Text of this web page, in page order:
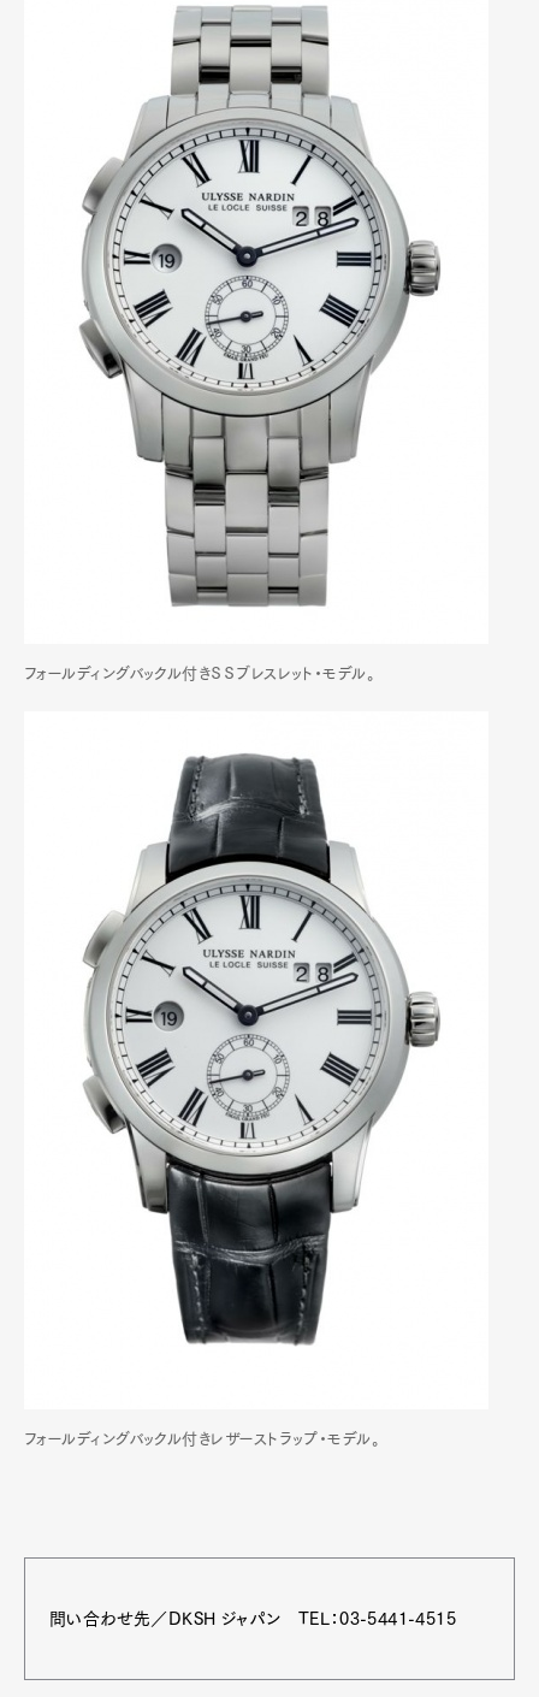
フォールディングバックル付きＳＳブレスレット・モデル。
フォールディングバックル付きレザーストラップ・モデル。
問い合わせ先／DKSH ジャパン TEL：03-5441-4515